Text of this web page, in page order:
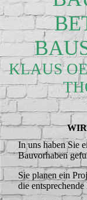
KLAUS
In uns haben Sie
Bauvorhaben
Sie planen ein
die